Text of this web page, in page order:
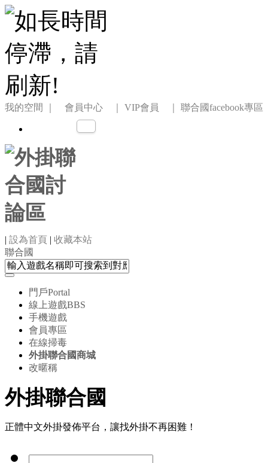
我的空間 ｜ 會員中心 ｜ VIP會員 ｜ 聯合國facebook專區
| 設為首頁 | 收藏本站
聯合國
門戶Portal
線上遊戲BBS
手機遊戲
會員專區
在線掃毒
外掛聯合國商城
改暱稱
外掛聯合國
正體中文外掛發佈平台，讓找外掛不再困難！